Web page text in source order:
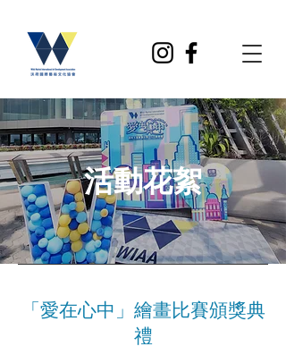
活動花絮
「愛在⼼中」繪畫比賽頒獎典
禮